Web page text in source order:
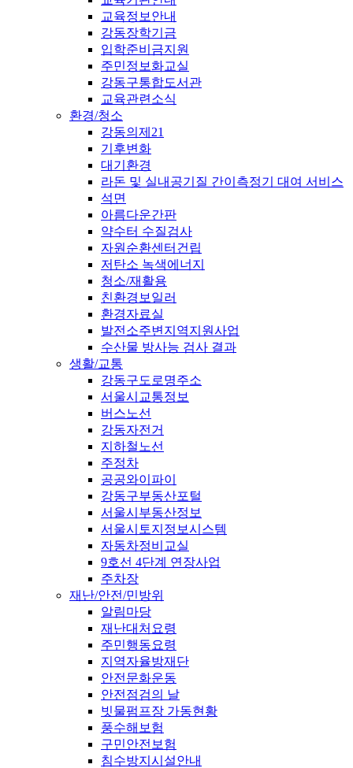
교육정보안내
강동장학기금
입학준비금지원
주민정보화교실
강동구통합도서관
교육관련소식
환경/청소
강동의제21
기후변화
대기환경
라돈 및 실내공기질 간이측정기 대여 서비스
석면
아름다운간판
약수터 수질검사
자원순환센터건립
저탄소 녹색에너지
청소/재활용
친환경보일러
환경자료실
발전소주변지역지원사업
수산물 방사능 검사 결과
생활/교통
강동구도로명주소
서울시교통정보
버스노선
강동자전거
지하철노선
주정차
공공와이파이
강동구부동산포털
서울시부동산정보
서울시토지정보시스템
자동차정비교실
9호선 4단계 연장사업
주차장
재난/안전/민방위
알림마당
재난대처요령
주민행동요령
지역자율방재단
안전문화운동
안전점검의 날
빗물펌프장 가동현황
풍수해보험
구민안전보험
침수방지시설안내